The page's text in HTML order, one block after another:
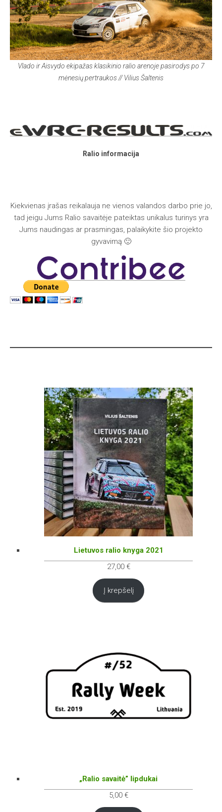
Vlado ir Aisvydo ekipažas klasikinio ralio arenoje pasirodys po 7
mėnesių pertraukos// Vilius Šaltenis
Ralio informacija
Kiekvienas įrašas reikalauja ne vienos valandos darbo prie jo,
tad jeigu Jums Ralio savaitėje pateiktas unikalus turinys yra
Jums naudingas ar prasmingas, palaikykite šio projekto
gyvavimą 🙂
Lietuvos ralio knyga 2021
27,00 €
Į krepšelį
„Ralio savaitė” lipdukai
5,00 €